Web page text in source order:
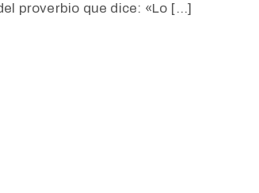
proverbio que dice: «Lo […]